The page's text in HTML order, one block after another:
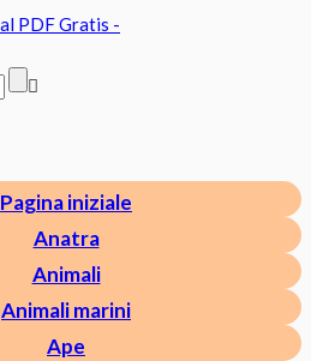
Pagina iniziale
Anatra
Animali
Animali marini
Ape